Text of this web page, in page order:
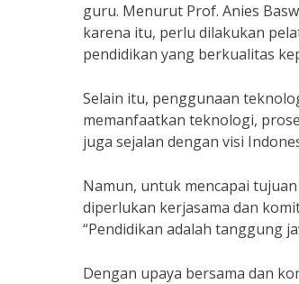
guru. Menurut Prof. Anies
karena itu, perlu dilakukan
pendidikan yang berkualitas
Selain itu, penggunaan
memanfaatkan teknologi,
juga sejalan dengan visi
Namun, untuk mencapai
diperlukan kerjasama dan
“Pendidikan adalah tanggung
Dengan upaya bersama dan